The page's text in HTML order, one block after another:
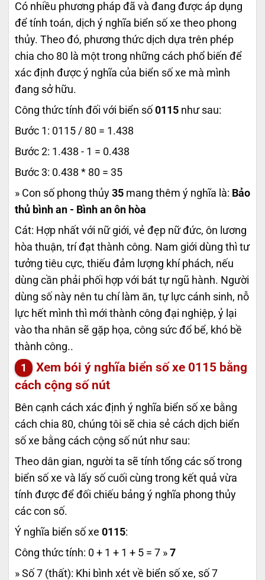
Có nhiều phương pháp đã và đang được áp dụng
để tính toán, dịch ý nghĩa biển số xe theo phong
thủy. Theo đó, phương thức dịch dựa trên phép
chia cho 80 là một trong những cách phổ biến để
xác định được ý nghĩa của biển số xe mà mình
đang sở hữu.
Công thức tính đối với biển số 0115 như sau:
Bước 1: 0115 / 80 = 1.438
Bước 2: 1.438 - 1 = 0.438
Bước 3: 0.438 * 80 = 35
» Con số phong thủy 35 mang thêm ý nghĩa là: Bảo
thủ bình an - Bình an ôn hòa
Cát: Hợp nhất với nữ giới, vẻ đẹp nữ đức, ôn lương
hòa thuận, trí đạt thành công. Nam giới dùng thì tư
tưởng tiêu cực, thiếu đảm lượng khí phách, nếu
dùng cần phải phối hợp với bát tự ngũ hành. Người
dùng số này nên tu chí làm ăn, tự lực cánh sinh, nỗ
lực hết mình thì mới thành công đại nghiệp, ỷ lại
vào tha nhân sẽ gặp họa, công sức đổ bể, khó bề
thành công..
Xem bói ý nghĩa biển số xe 0115 bằng
cách cộng số nút
Bên cạnh cách xác định ý nghĩa biển số xe bằng
cách chia 80, chúng tôi sẽ chia sẻ cách dịch biển
số xe bằng cách cộng số nút như sau:
Theo dân gian, người ta sẽ tính tổng các số trong
biển số xe và lấy số cuối cùng trong kết quả vừa
tính được để đối chiếu bảng ý nghĩa phong thủy
các con số.
Ý nghĩa biển số xe 0115:
Công thức tính: 0 + 1 + 1 + 5 = 7 » 7
» Số 7 (thất): Khi bình xét về biển số xe, số 7